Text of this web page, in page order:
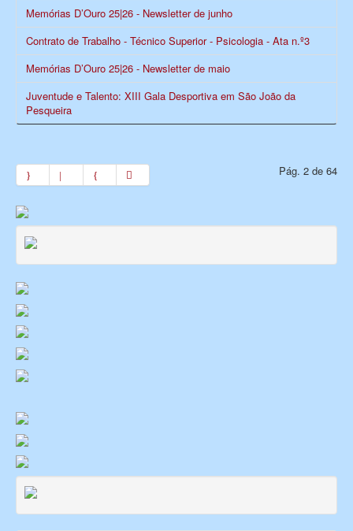
Memórias D’Ouro 25|26 - Newsletter de junho
Contrato de Trabalho - Técnico Superior - Psicologia - Ata n.º3
Memórias D’Ouro 25|26 - Newsletter de maio
Juventude e Talento: XIII Gala Desportiva em São João da
Pesqueira
Pág. 2 de 64